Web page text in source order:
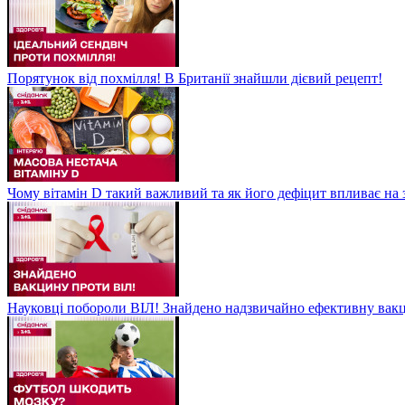
Порятунок від похмілля! В Британії знайшли дієвий рецепт!
Чому вітамін D такий важливий та як його дефіцит впливає на
Науковці побороли ВІЛ! Знайдено надзвичайно ефективну